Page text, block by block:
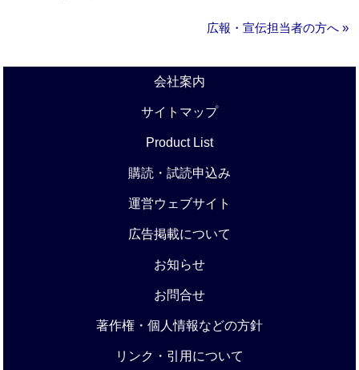
広報・宣伝担当者の方へ »
会社案内
サイトマップ
Product List
購読・試読申込み
運営ウェブサイト
広告掲載について
お知らせ
お問合せ
著作権・個人情報などの方針
リンク・引用について